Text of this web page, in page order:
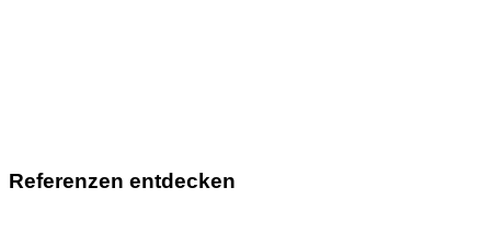
Referenzen entdecken